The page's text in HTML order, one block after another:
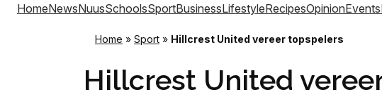
HomeNewsNuusSchoolsSportBusinessLifestyleRecipesOpinionEvents
Home » Sport » Hillcrest United vereer topspelers
Hillcrest United